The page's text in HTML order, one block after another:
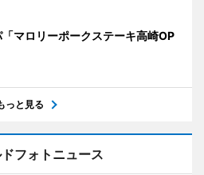
マロリーポークステーキ高崎OP
っと見る
フォトニュース